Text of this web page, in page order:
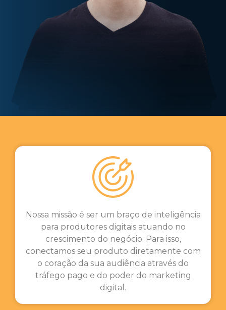
Nossa missão é ser um braço de inteligência
para produtores digitais atuando no
crescimento do negócio. Para isso,
conectamos seu produto diretamente com
o coração da sua audiência através do
tráfego pago e do poder do marketing
digital.